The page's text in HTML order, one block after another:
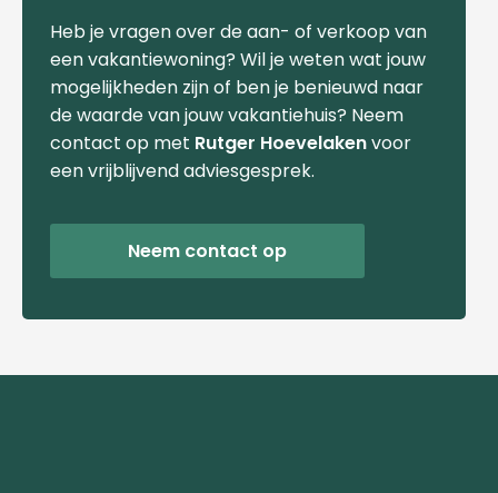
Heb je vragen over de aan- of verkoop van
een vakantiewoning? Wil je weten wat jouw
mogelijkheden zijn of ben je benieuwd naar
de waarde van jouw vakantiehuis? Neem
contact op met Rutger Hoevelakenvoor
een vrijblijvend adviesgesprek.
Neem contact op